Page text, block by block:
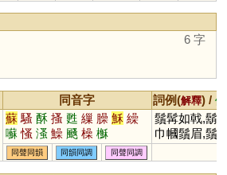
6 字
同音字 詞例(解釋) /
蘇 騷 酥 搔 甦 繅 臊 穌 繰
囌 慅 溞 鱢 颾 橾 櫯
鬚髯如戟,鬍
巾幗鬚眉,鬚
捋虎鬚,碧眼
鬚
同聲同韻 同韻同調 同聲同調